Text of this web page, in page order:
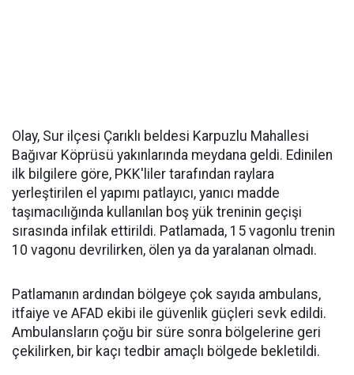
Olay, Sur ilçesi Çarıklı beldesi Karpuzlu Mahallesi
Bağıvar Köprüsü yakınlarında meydana geldi. Edinilen
ilk bilgilere göre, PKK'liler tarafından raylara
yerleştirilen el yapımı patlayıcı, yanıcı madde
taşımacılığında kullanılan boş yük treninin geçişi
sırasında infilak ettirildi. Patlamada, 15 vagonlu trenin
10 vagonu devrilirken, ölen ya da yaralanan olmadı.
Patlamanın ardından bölgeye çok sayıda ambulans,
itfaiye ve AFAD ekibi ile güvenlik güçleri sevk edildi.
Ambulansların çoğu bir süre sonra bölgelerine geri
çekilirken, bir kaçı tedbir amaçlı bölgede bekletildi.